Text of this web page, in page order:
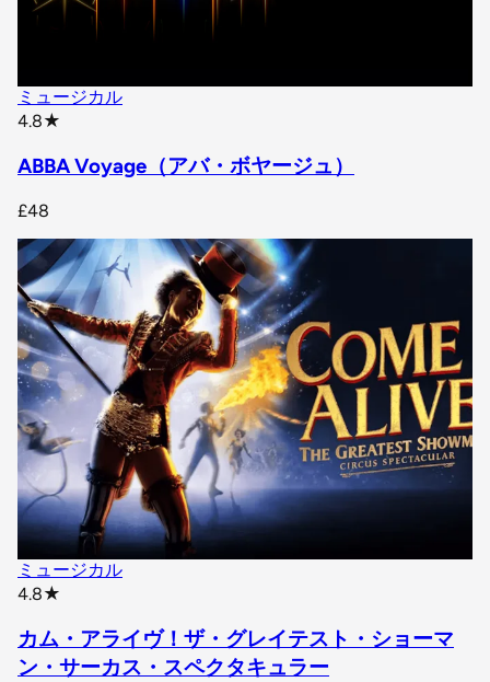
ミュージカル
4.8★
ABBA Voyage（アバ・ボヤージュ）
£48
ミュージカル
4.8★
カム・アライヴ！ザ・グレイテスト・ショーマ
ン・サーカス・スペクタキュラー